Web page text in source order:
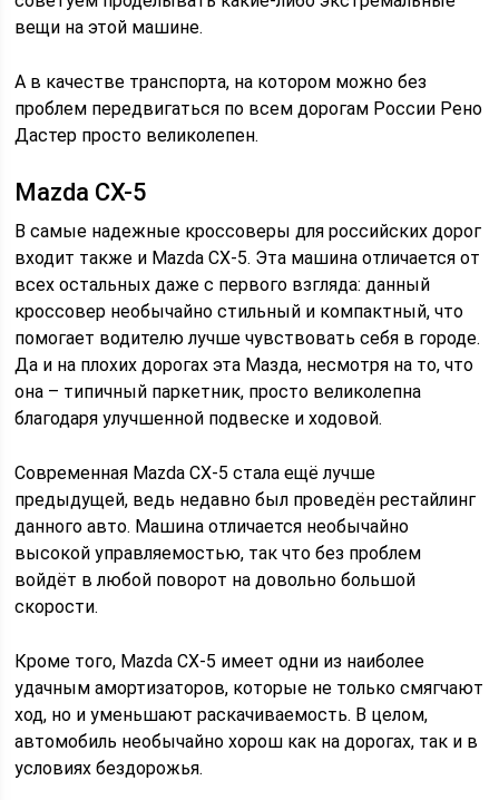
вещи на этой машине.
А в качестве транспорта, на котором можно без
проблем передвигаться по всем дорогам России Рено
Дастер просто великолепен.
Mazda CX-5
В самые надежные кроссоверы для российских дорог
входит также и Mazda CX-5. Эта машина отличается от
всех остальных даже с первого взгляда: данный
кроссовер необычайно стильный и компактный, что
помогает водителю лучше чувствовать себя в городе.
Да и на плохих дорогах эта Мазда, несмотря на то, что
она – типичный паркетник, просто великолепна
благодаря улучшенной подвеске и ходовой.
Современная Mazda CX-5 стала ещё лучше
предыдущей, ведь недавно был проведён рестайлинг
данного авто. Машина отличается необычайно
высокой управляемостью, так что без проблем
войдёт в любой поворот на довольно большой
скорости.
Кроме того, Mazda CX-5 имеет одни из наиболее
удачным амортизаторов, которые не только смягчают
ход, но и уменьшают раскачиваемость. В целом,
автомобиль необычайно хорош как на дорогах, так и в
условиях бездорожья.